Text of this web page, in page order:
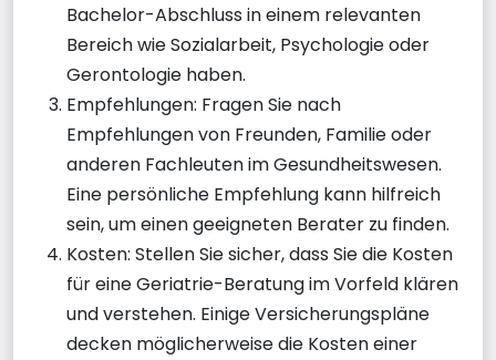
Bachelor-Abschluss in einem relevanten
Bereich wie Sozialarbeit, Psychologie oder
Gerontologie haben.
Empfehlungen: Fragen Sie nach
Empfehlungen von Freunden, Familie oder
anderen Fachleuten im Gesundheitswesen.
Eine persönliche Empfehlung kann hilfreich
sein, um einen geeigneten Berater zu finden.
Kosten: Stellen Sie sicher, dass Sie die Kosten
für eine Geriatrie-Beratung im Vorfeld klären
und verstehen. Einige Versicherungspläne
decken möglicherweise die Kosten einer